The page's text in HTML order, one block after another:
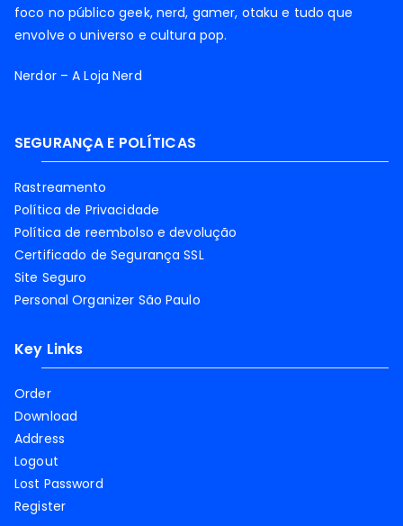
foco no público geek, nerd, gamer, otaku e tudo que
envolve o universo e cultura pop.
Nerdor – A Loja Nerd
SEGURANÇA E POLÍTICAS
Rastreamento
Política de Privacidade
Política de reembolso e devolução
Certificado de Segurança SSL
Site Seguro
Personal Organizer São Paulo
Key Links
Order
Download
Address
Logout
Lost Password
Register